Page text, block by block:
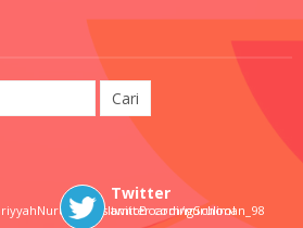
Twitter
twitter.com/nuruliman_98